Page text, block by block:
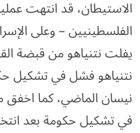
الاستيطان، قد انتهت
الفلسطينيين – وعلى
يفلت نتنياهو من قبضة
نتنياهو فشل في تشكيل
نيسان الماضي، كما
في تشكيل حكومة بعد